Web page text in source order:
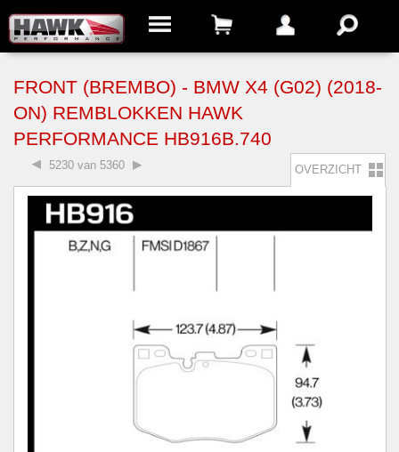
FRONT (BREMBO) - BMW X4 (G02) (2018-
ON) REMBLOKKEN HAWK
PERFORMANCE HB916B.740
5230 van 5360 OVERZICHT